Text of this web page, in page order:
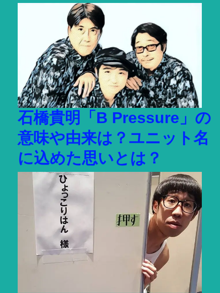
石橋貴明「B Pressure」の
意味や由来は？ユニット名
に込めた思いとは？